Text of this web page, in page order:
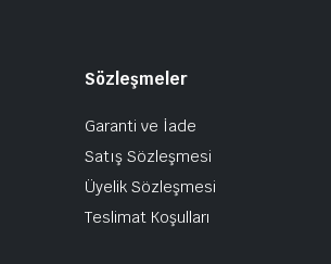
Sözleşmeler
Garanti ve İade
Satış Sözleşmesi
Üyelik Sözleşmesi
Teslimat Koşulları